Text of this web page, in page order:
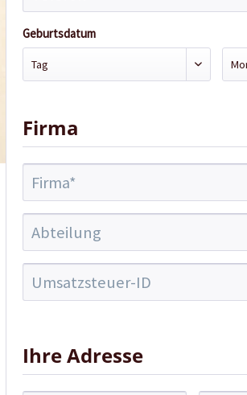
Geburtsdatum
Firma
Ihre Adresse